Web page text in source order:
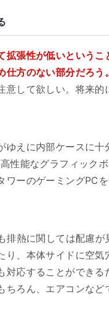
拡張性が低いという
方のない部分だろう。
意して欲しい。将来
ゆえに内部ケースに
性能なグラフィック
ワーのゲーミングPC
排熱に関しては配慮
り、本体サイドに空
対応することができ
ろん、エアコンなど